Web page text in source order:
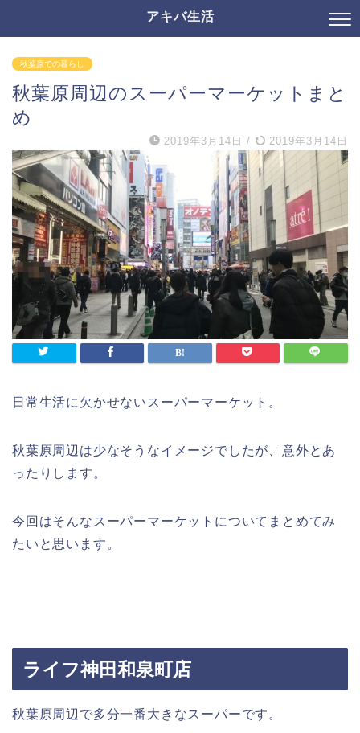
アキバ生活
秋葉原での暮らし
秋葉原周辺のスーパーマーケットまと
め
2019年3月14日 / 2019年3月14日
日常生活に欠かせないスーパーマーケット。
秋葉原周辺は少なそうなイメージでしたが、意外とあ
ったりします。
今回はそんなスーパーマーケットについてまとめてみ
たいと思います。
ライフ神田和泉町店
秋葉原周辺で多分一番大きなスーパーです。